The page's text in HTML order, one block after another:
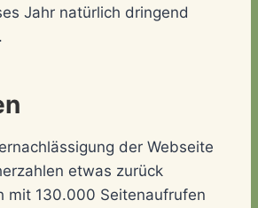
Jahr natürlich dringend
der Webseite
etwas zurück
mit 130.000 Seitenaufrufen